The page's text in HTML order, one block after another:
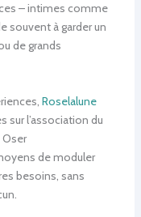
– intimes comme
souvent à garder un
de grands
Roselalune
sur l’association du
Oser
de moduler
besoins, sans